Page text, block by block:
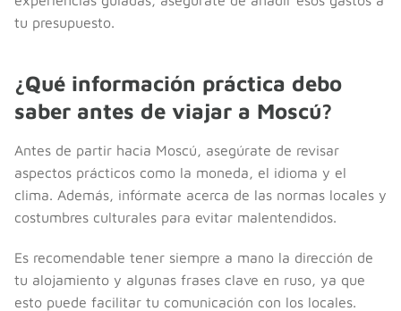
tu presupuesto.
¿Qué información práctica debo
saber antes de viajar a Moscú?
Antes de partir hacia Moscú, asegúrate de revisar
aspectos prácticos como la moneda, el idioma y el
clima. Además, infórmate acerca de las normas locales y
costumbres culturales para evitar malentendidos.
Es recomendable tener siempre a mano la dirección de
tu alojamiento y algunas frases clave en ruso, ya que
esto puede facilitar tu comunicación con los locales.